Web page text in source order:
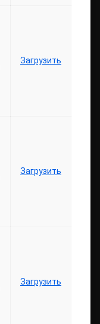
Загрузить
Загрузить
Загрузить